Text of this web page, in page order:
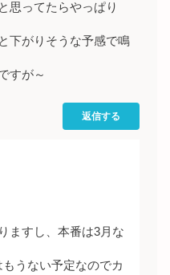
思ってたらやっぱり
下がりそうな予感で鳴
すが～
返信する
ますし、本番は3月な
うない予定なのでカ